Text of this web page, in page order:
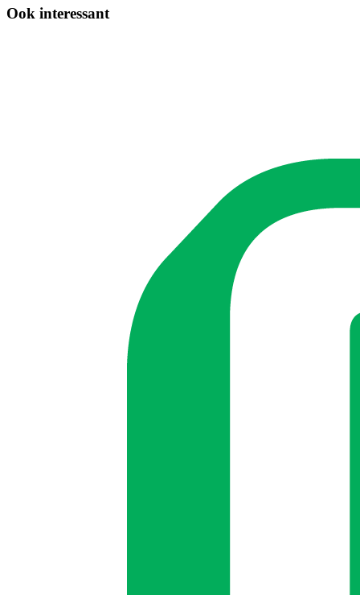
Ook interessant